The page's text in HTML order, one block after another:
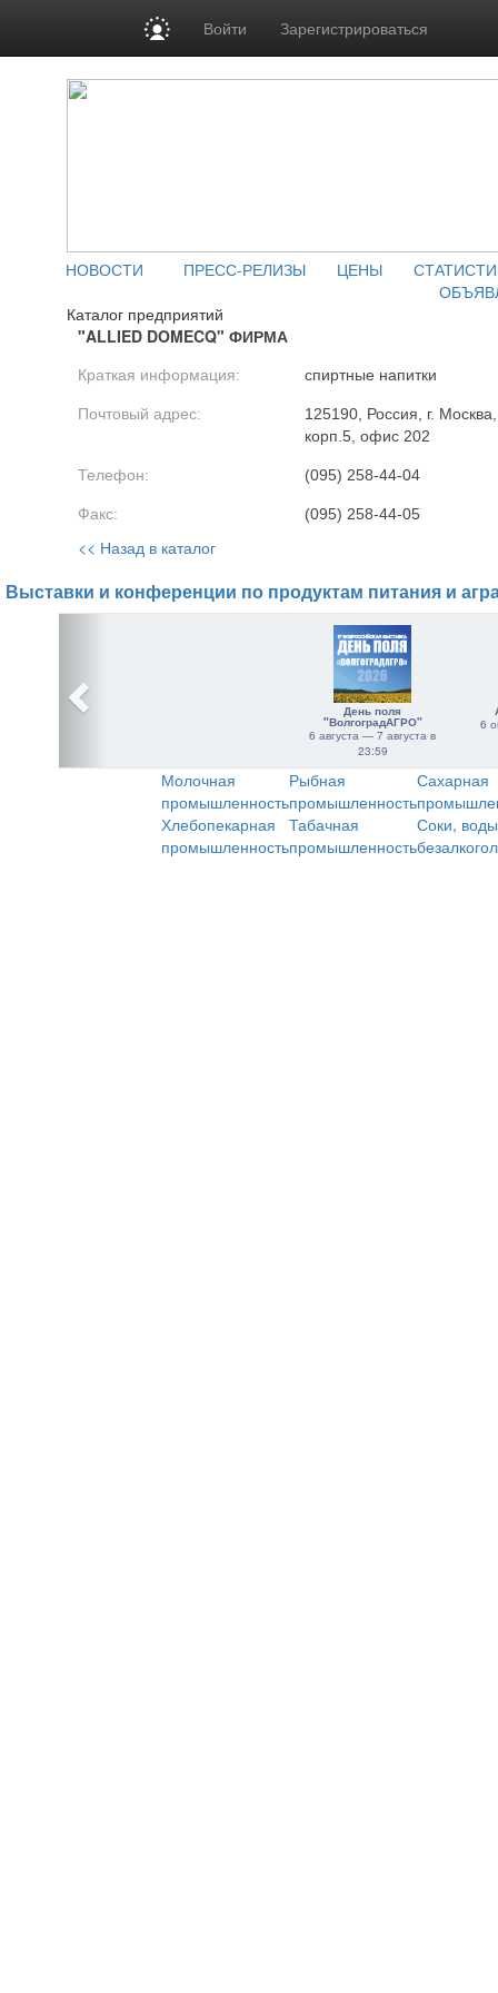
Войти Зарегистрироваться
НОВОСТИ ПРЕСС-РЕЛИЗЫ ЦЕНЫ
Каталог предприятий
"ALLIED DOMECQ" ФИРМА
Краткая информация: спиртные напитки
Почтовый адрес:
125190, Россия, г.
корп.5, офис 202
Телефон: (095) 258-44-04
Факс: (095) 258-44-05
<< Назад в каталог
Выставки и конференции по продуктам питания и
День поля
"ВолгоградАГРО"
6 августа — 7 августа в
23:59
6
Молочная
промышленность
Рыбная
промышленность
Сахарная
Хлебопекарная
промышленность
Табачная
промышленность
Соки,